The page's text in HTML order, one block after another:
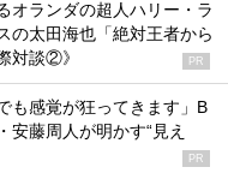
オランダの超人ハリー・ラ
の太田海也「絶対王者から
対談②》
PR
も感覚が狂ってきます」B
安藤周人が明かす“見え
PR